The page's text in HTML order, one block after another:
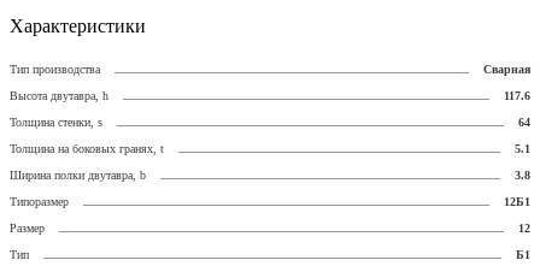
Характеристики
Тип производства
Сварная
Высота двутавра, h
117.6
Толщина стенки, s
64
Толщина на боковых гранях, t
5.1
Ширина полки двутавра, b
3.8
Типоразмер
12Б1
Размер
12
Тип
Б1